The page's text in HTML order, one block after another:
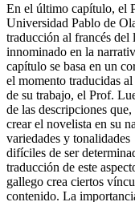
En el último capítulo, el
Universidad Pablo de
traducción al francés del
innominado en la
capítulo se basa en un
el momento traducidas
de su trabajo, el Prof.
de las descripciones
crear el novelista en su
variedades y tonalidades
difíciles de ser
traducción de este
gallego crea ciertos
contenido. La